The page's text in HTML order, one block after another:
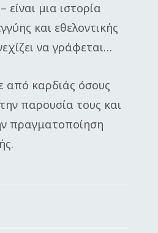
είναι μια ιστορία
και εθελοντικής
να γράφεται…
από καρδιάς όσους
παρουσία τους και
πραγματοποίηση